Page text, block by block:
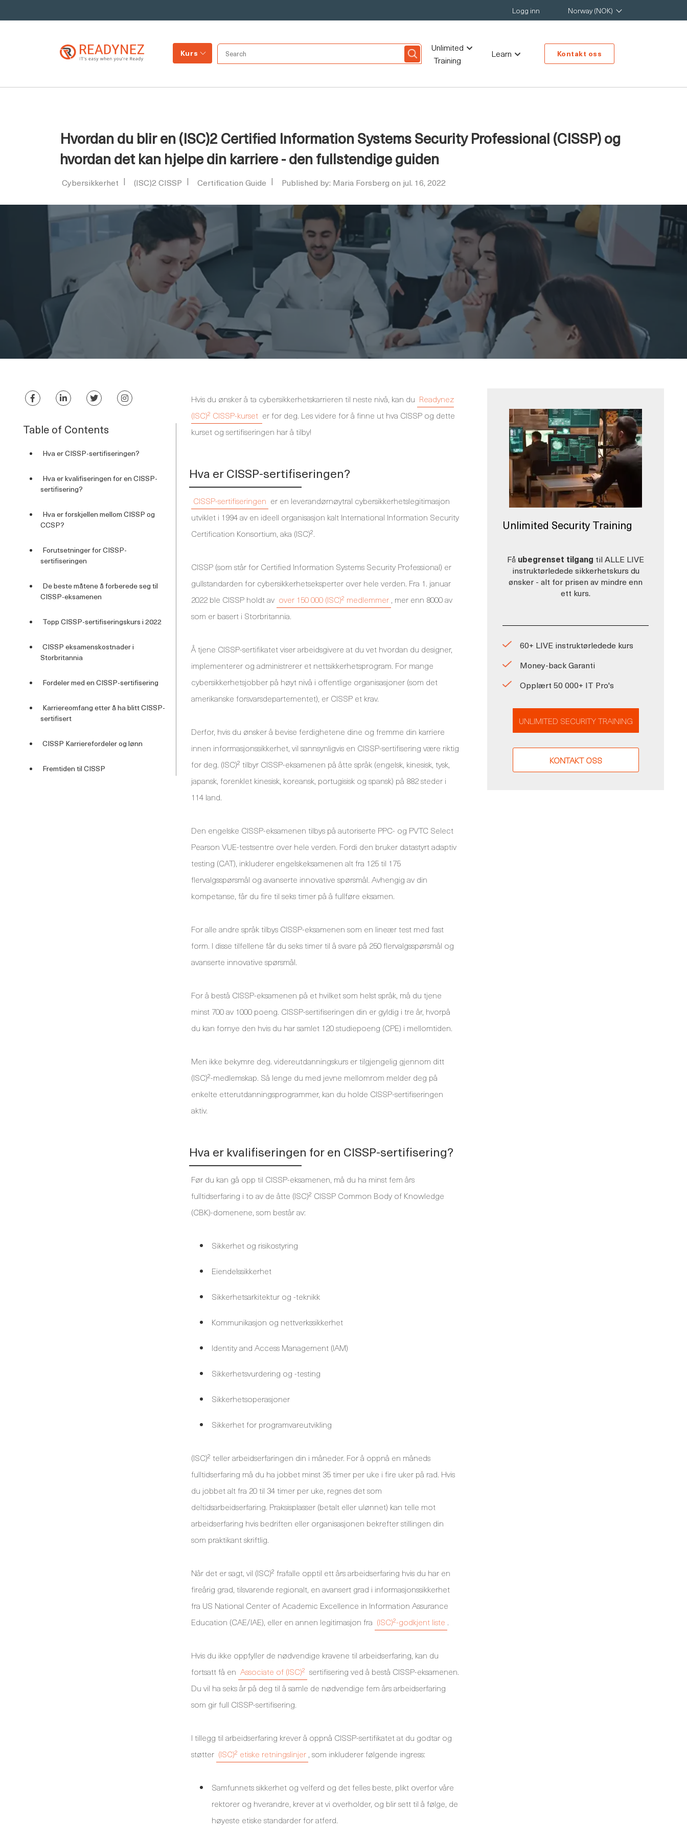
Logg inn Norway (NOK)
Kurs
Unlimited
Training
Learn Kontakt oss
Hvordan du blir en (ISC)2 Certified Information Systems Security Professional (CISSP) og
hvordan det kan hjelpe din karriere - den fullstendige guiden
Cybersikkerhet (ISC)2 CISSP Certification Guide Published by: Maria Forsberg on jul. 16, 2022
Table of Contents
Hva er CISSP-sertifiseringen?
Hva er kvalifiseringen for en CISSP-
sertifisering?
Hva er forskjellen mellom CISSP og
CCSP?
Forutsetninger for CISSP-
sertifiseringen
De beste måtene å forberede seg til
CISSP-eksamenen
Topp CISSP-sertifiseringskurs i 2022
CISSP eksamenskostnader i
Storbritannia
Fordeler med en CISSP-sertifisering
Karriereomfang etter å ha blitt CISSP-
sertifisert
CISSP Karrierefordeler og lønn
Fremtiden til CISSP
Hvis du ønsker å ta cybersikkerhetskarrieren til neste nivå, kan du Readynez
(ISC)² CISSP-kurset er for deg. Les videre for å finne ut hva CISSP og dette
kurset og sertifiseringen har å tilby!
Hva er CISSP-sertifiseringen?
CISSP-sertifiseringen er en leverandørnøytral cybersikkerhetslegitimasjon
utviklet i 1994 av en ideell organisasjon kalt International Information Security
Certification Konsortium, aka (ISC)².
CISSP (som står for Certified Information Systems Security Professional) er
gullstandarden for cybersikkerhetseksperter over hele verden. Fra 1. januar
2022 ble CISSP holdt av over 150 000 (ISC)² medlemmer , mer enn 8000 av
som er basert i Storbritannia.
Å tjene CISSP-sertifikatet viser arbeidsgivere at du vet hvordan du designer,
implementerer og administrerer et nettsikkerhetsprogram. For mange
cybersikkerhetsjobber på høyt nivå i offentlige organisasjoner (som det
amerikanske forsvarsdepartementet), er CISSP et krav.
Derfor, hvis du ønsker å bevise ferdighetene dine og fremme din karriere
innen informasjonssikkerhet, vil sannsynligvis en CISSP-sertifisering være riktig
for deg. (ISC)² tilbyr CISSP-eksamenen på åtte språk (engelsk, kinesisk, tysk,
japansk, forenklet kinesisk, koreansk, portugisisk og spansk) på 882 steder i
114 land.
Den engelske CISSP-eksamenen tilbys på autoriserte PPC- og PVTC Select
Pearson VUE-testsentre over hele verden. Fordi den bruker datastyrt adaptiv
testing (CAT), inkluderer engelskeksamenen alt fra 125 til 175
flervalgsspørsmål og avanserte innovative spørsmål. Avhengig av din
kompetanse, får du fire til seks timer på å fullføre eksamen.
For alle andre språk tilbys CISSP-eksamenen som en lineær test med fast
form. I disse tilfellene får du seks timer til å svare på 250 flervalgsspørsmål og
avanserte innovative spørsmål.
For å bestå CISSP-eksamenen på et hvilket som helst språk, må du tjene
minst 700 av 1000 poeng. CISSP-sertifiseringen din er gyldig i tre år, hvorpå
du kan fornye den hvis du har samlet 120 studiepoeng (CPE) i mellomtiden.
Men ikke bekymre deg. videreutdanningskurs er tilgjengelig gjennom ditt
(ISC)²-medlemskap. Så lenge du med jevne mellomrom melder deg på
enkelte etterutdanningsprogrammer, kan du holde CISSP-sertifiseringen
aktiv.
Hva er kvalifiseringen for en CISSP-sertifisering?
Før du kan gå opp til CISSP-eksamenen, må du ha minst fem års
fulltidserfaring i to av de åtte (ISC)² CISSP Common Body of Knowledge
(CBK)-domenene, som består av:
Sikkerhet og risikostyring
Eiendelssikkerhet
Sikkerhetsarkitektur og -teknikk
Kommunikasjon og nettverkssikkerhet
Identity and Access Management (IAM)
Sikkerhetsvurdering og -testing
Sikkerhetsoperasjoner
Sikkerhet for programvareutvikling
(ISC)² teller arbeidserfaringen din i måneder. For å oppnå en måneds
fulltidserfaring må du ha jobbet minst 35 timer per uke i fire uker på rad. Hvis
du jobbet alt fra 20 til 34 timer per uke, regnes det som
deltidsarbeidserfaring. Praksisplasser (betalt eller ulønnet) kan telle mot
arbeidserfaring hvis bedriften eller organisasjonen bekrefter stillingen din
som praktikant skriftlig.
Når det er sagt, vil (ISC)² frafalle opptil ett års arbeidserfaring hvis du har en
fireårig grad, tilsvarende regionalt, en avansert grad i informasjonssikkerhet
fra US National Center of Academic Excellence in Information Assurance
Education (CAE/IAE), eller en annen legitimasjon fra (ISC)²-godkjent liste .
Hvis du ikke oppfyller de nødvendige kravene til arbeidserfaring, kan du
fortsatt få en Associate of (ISC)² sertifisering ved å bestå CISSP-eksamenen.
Du vil ha seks år på deg til å samle de nødvendige fem års arbeidserfaring
som gir full CISSP-sertifisering.
I tillegg til arbeidserfaring krever å oppnå CISSP-sertifikatet at du godtar og
støtter (ISC)² etiske retningslinjer , som inkluderer følgende ingress:
Samfunnets sikkerhet og velferd og det felles beste, plikt overfor våre
rektorer og hverandre, krever at vi overholder, og blir sett til å følge, de
høyeste etiske standarder for atferd.
Unlimited Security Training
Få ubegrenset tilgang til ALLE LIVE
instruktørledede sikkerhetskurs du
ønsker - alt for prisen av mindre enn
ett kurs.
60+ LIVE instruktørledede kurs
Money-back Garanti
Opplært 50 000+ IT Pro's
UNLIMITED SECURITY TRAINING
KONTAKT OSS